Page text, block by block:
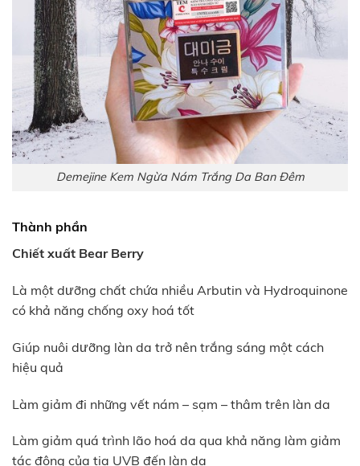
Demejine Kem Ngừa Nám Trắng Da Ban Đêm
Thành phần
Chiết xuất Bear Berry
Là một dưỡng chất chứa nhiều Arbutin và Hydroquinone
có khả năng chống oxy hoá tốt
Giúp nuôi dưỡng làn da trở nên trắng sáng một cách
hiệu quả
Làm giảm đi những vết nám – sạm – thâm trên làn da
Làm giảm quá trình lão hoá da qua khả năng làm giảm
tác động của tia UVB đến làn da